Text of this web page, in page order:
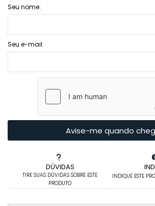
DÚVIDAS
TIRE SUAS DÚVIDAS SOBRE ESTE
PRODUTO
INDIQUE ESTE
Seu nome:
Seu e-mail:
Avise-me quando